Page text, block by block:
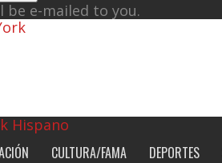
be e-mailed to you.
CULTURA/FAMA DEPORTES